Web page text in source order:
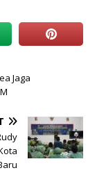
Jaga